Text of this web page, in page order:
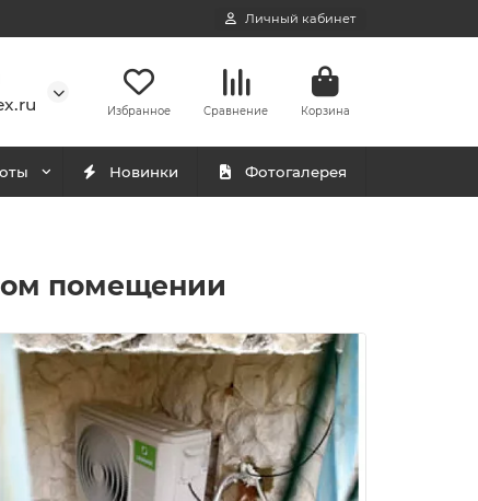
Личный кабинет
Избранное Сравнение Корзина
Новинки Фотогалерея
помещении